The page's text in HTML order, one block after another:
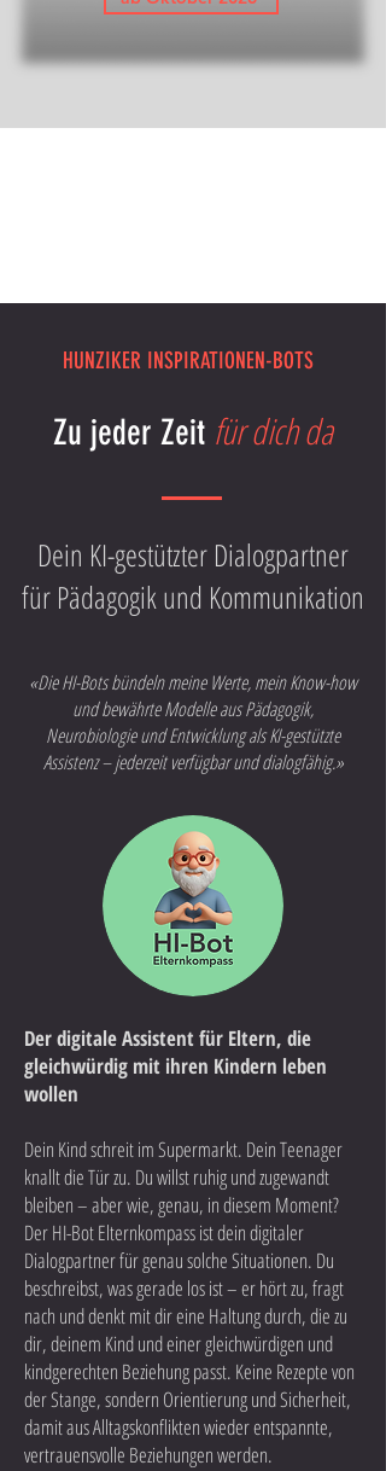
HUNZIKER INSPIRATIONEN-BOTS
Zu jeder Zeit für dich da
Dein KI-gestützter Dialogpartner
für Pädagogik und Kommunikation
«Die HI-Bots bündeln meine Werte, mein Know-how
und bewährte Modelle aus Pädagogik,
Neurobiologie und Entwicklung als KI-gestützte
Assistenz – jederzeit verfügbar und dialogfähig.»
Der digitale Assistent für Eltern, die
gleichwürdig mit ihren Kindern leben
wollen
Dein Kind schreit im Supermarkt. Dein Teenager
knallt die Tür zu. Du willst ruhig und zugewandt
bleiben – aber wie, genau, in diesem Moment?
Der HI-Bot Elternkompass ist dein digitaler
Dialogpartner für genau solche Situationen. Du
beschreibst, was gerade los ist – er hört zu, fragt
nach und denkt mit dir eine Haltung durch, die zu
dir, deinem Kind und einer gleichwürdigen und
kindgerechten Beziehung passt. Keine Rezepte von
der Stange, sondern Orientierung und Sicherheit,
damit aus Alltagskonflikten wieder entspannte,
vertrauensvolle Beziehungen werden.